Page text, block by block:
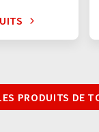
PRODUITS DE